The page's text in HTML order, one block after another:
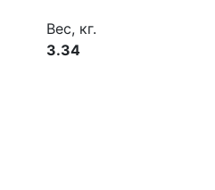
Вес, кг.
3.34